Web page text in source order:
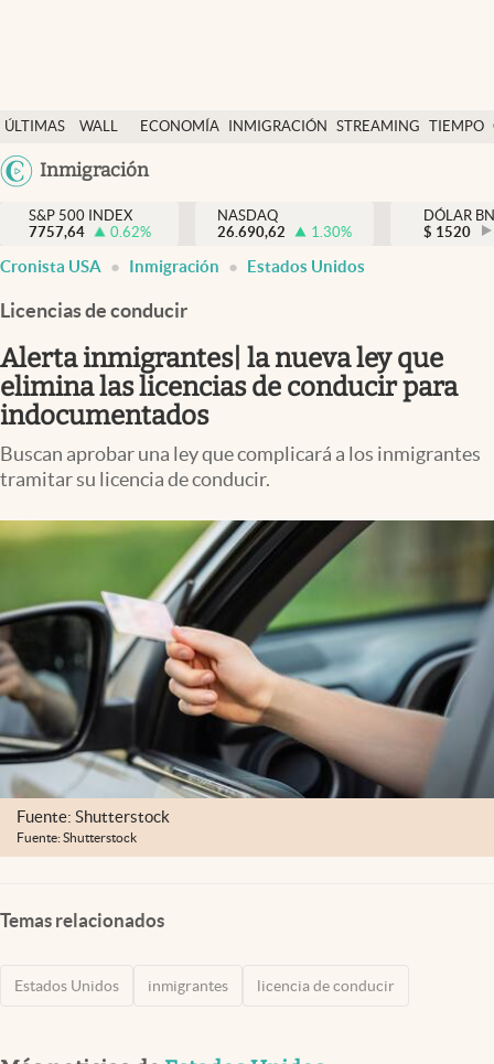
ÚLTIMAS
NOTICIAS
WALL
Y
DÓLAR
ECONOMÍA INMIGRACIÓN STREAMING TIEMPO
México
Inmigración
Finanzas y economía
Wall Street y dólar
Inmigración
Espiritual
Streaming
PC y mobile
S&P 500 INDEX
7757,64
0.62%
NASDAQ
26.690,62
1.30%
DÓLAR
$ 1520
Cronista USA Inmigración Estados Unidos
Licencias de conducir
Alerta inmigrantes| la nueva ley que
elimina las licencias de conducir para
indocumentados
Buscan aprobar una ley que complicará a los inmigrantes
tramitar su licencia de conducir.
Fuente: Shutterstock
Fuente: Shutterstock
Temas relacionados
Estados Unidos inmigrantes licencia de conducir